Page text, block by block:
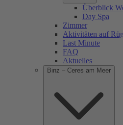
Überblick
Day Spa
Zimmer
Aktivitäten auf
Last Minute
FAQ
Aktuelles
Binz – Ceres am Meer